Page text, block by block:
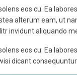
eos cu. Ea
alterum eam, ut
invidunt aliquando
eos cu. Ea
dicant